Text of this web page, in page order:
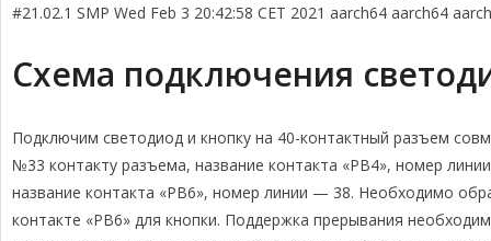
#21.02.1 SMP Wed Feb 3 20:42:58 CET 2021 aarch64 aarch64
Схема подключения
Подключим светодиод и кнопку на 40-контактный разъем
№33 контакту разъема, название контакта «PB4», номер
название контакта «PB6», номер линии — 38. Необходимо
контакте «PB6» для кнопки. Поддержка прерывания